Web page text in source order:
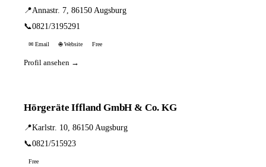
📍Annastr. 7, 86150 Augsburg
📞0821/3195291
✉ Email 🌐 Website Free
Profil ansehen →
Hörgeräte Iffland GmbH & Co. KG
📍Karlstr. 10, 86150 Augsburg
📞0821/515923
Free